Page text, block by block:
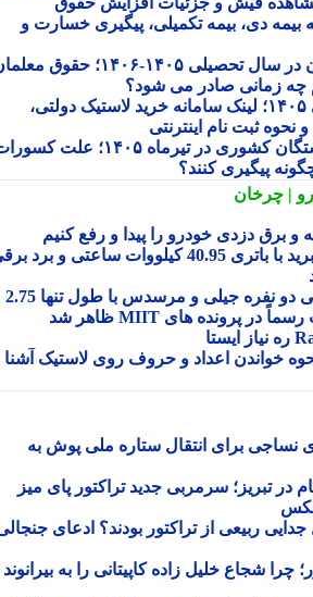
سامانه بیمه دی، بیمه تکمیلی، پیگیری خسارت و
حکم حقوقی نومعلمان در سال تحصیلی ۱۴۰۵-۱۴۰۶؛ حقوق معلمان
صادر می شود؟
ثبت نام لاستیک دولتی ۱۴۰۵؛ لینک سامانه خرید لاستیک دولتی،
ثبت نام اینترنتی
کسر از حقوق بازنشستگان کشوری در تیرماه ۱۴۰۵؛ علت کسورات
پیگیری کنند؟
چرخان
دزدی خودرو را پیدا و رفع کنیم
نیسان NX7 پلاگین هیبرید با باتری 40.95 کیلووات ساعتی و برد برقی
Smart #2؛ میکرو-برقی دو نفره جیلی و مرسدس با طول تنها 2.75
خواندن اعداد و حروف روی لاستیک آشنا
برای انتقال ستاره ملی پوش به
تبریز؛ سرمربی جدید تراکتور پای میز
ربیعی از تراکتور بودند؟ ادعای جنجالی
شجاع خلیل زاده کاپیتانی را به بیرانوند